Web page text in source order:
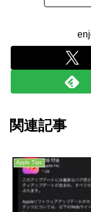
関連記事
Apple Tips